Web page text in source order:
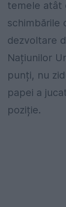
temele atât
schimbările
dezvoltare
Națiunilor
punți, nu
papei a
poziție.